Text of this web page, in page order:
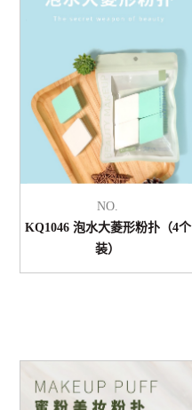
NO.
KQ1046 泡水大菱形粉扑（4个
装）